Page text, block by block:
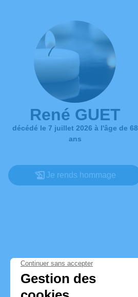
René GUET
décédé le 7 juillet 2026 à l'âge de 68
ans
Je rends hommage